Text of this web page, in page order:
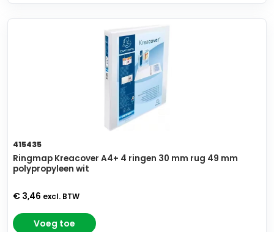
415435
Ringmap Kreacover A4+ 4 ringen 30 mm rug 49 mm
polypropyleen wit
€ 3,46 excl. BTW
Voeg toe